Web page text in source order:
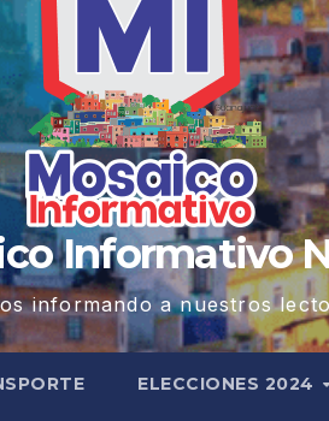
Informativo
informando a nuestros
ELECCIONES 2024